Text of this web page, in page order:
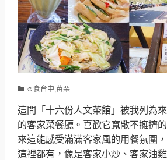
☺食台中,苗栗
這間「十六份人文茶館」被我列為
的客家菜餐廳。喜歡它寬敞不擁擠
來這能感受滿滿客家風的用餐氛圍
這裡都有，像是客家小炒、客家油